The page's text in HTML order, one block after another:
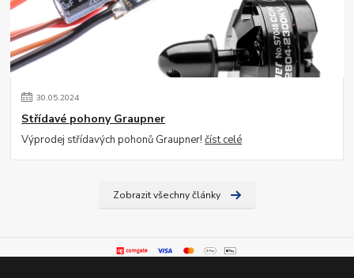
30.05.2024
Střídavé pohony Graupner
Výprodej střídavých pohonů Graupner!číst celé
Zobrazit všechny články